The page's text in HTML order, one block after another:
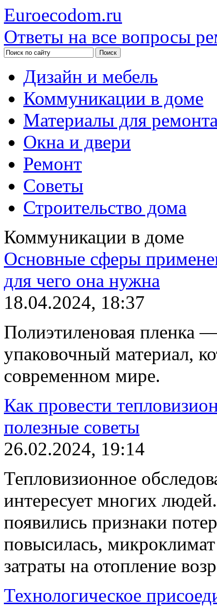
Euroecodom.ru
Ответы на все вопросы
Дизайн и мебель
Коммуникации в доме
Материалы для
Окна и двери
Ремонт
Советы
Строительство дома
Коммуникации в доме
Основные сферы
для чего она нужна
18.04.2024, 18:37
Полиэтиленовая пленка
упаковочный материал,
современном мире.
Как провести
полезные советы
26.02.2024, 19:14
Тепловизионное
интересует многих
появились признаки
повысилась,
затраты на отопление
Технологическое